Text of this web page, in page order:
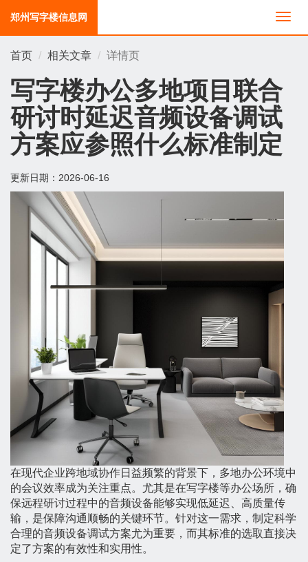
切
换
郑州写字楼信息网
首页 相关文章 详情页
写字楼办公多地项目联合
研讨时延迟音频设备调试
方案应参照什么标准制定
更新日期： 2026-06-16
在现代企业跨地域协作日益频繁的背景下，多地办公环境中
的会议效率成为关注重点。尤其是在写字楼等办公场所，确
保远程研讨过程中的音频设备能够实现低延迟、高质量传
输，是保障沟通顺畅的关键环节。针对这一需求，制定科学
合理的音频设备调试方案尤为重要，而其标准的选取直接决
定了方案的有效性和实用性。